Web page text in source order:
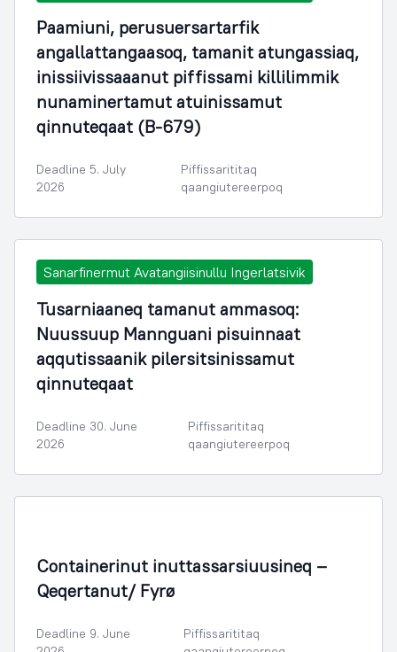
Paamiuni, perusuersartarfik
angallattangaasoq, tamanit atungassiaq,
inissiivissaaanut piffissami killilimmik
nunaminertamut atuinissamut
qinnuteqaat (B-679)
Deadline 5. July
2026
Piffissarititaq
qaangiutereerpoq
Sanarfinermut Avatangiisinullu Ingerlatsivik
Tusarniaaneq tamanut ammasoq:
Nuussuup Mannguani pisuinnaat
aqqutissaanik pilersitsinissamut
qinnuteqaat
Deadline 30. June
2026
Piffissarititaq
qaangiutereerpoq
Containerinut inuttassarsiuusineq –
Qeqertanut/ Fyrø
Deadline 9. June
Piffissarititaq